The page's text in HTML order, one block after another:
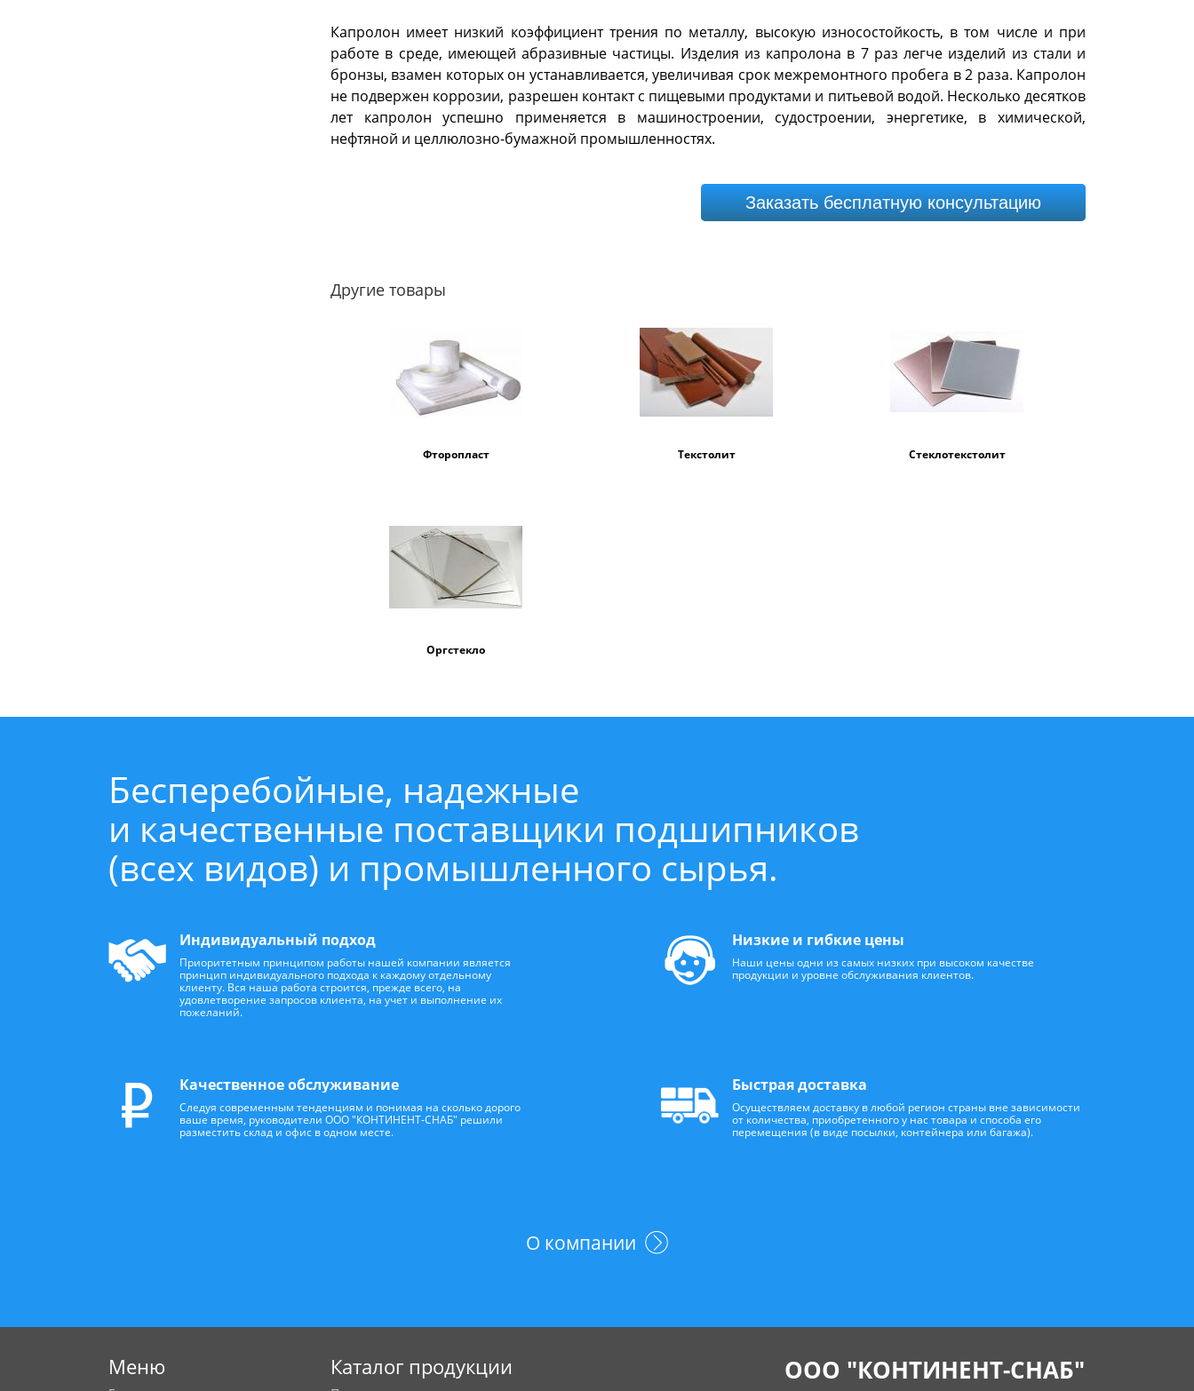
Капролон имеет низкий коэффициент трения по металлу, высокую износостойкость, в том числе и при
работе в среде, имеющей абразивные частицы. Изделия из капролона в 7 раз легче изделий из стали и
бронзы, взамен которых он устанавливается, увеличивая срок межремонтного пробега в 2 раза. Капролон
не подвержен коррозии, разрешен контакт с пищевыми продуктами и питьевой водой. Несколько десятков
лет капролон успешно применяется в машиностроении, судостроении, энергетике, в химической,
нефтяной и целлюлозно-бумажной промышленностях.
Заказать бесплатную консультацию
Другие товары
Фторопласт Текстолит Стеклотекстолит
Оргстекло
Бесперебойные, надежные
и качественные поставщики подшипников
(всех видов) и промышленного сырья.
Индивидуальный подход
Приоритетным принципом работы нашей компании является
принцип индивидуального подхода к каждому отдельному
клиенту. Вся наша работа строится, прежде всего, на
удовлетворение запросов клиента, на учет и выполнение их
пожеланий.
Низкие и гибкие цены
Наши цены одни из самых низких при высоком качестве
продукции и уровне обслуживания клиентов.
Качественное обслуживание
Следуя современным тенденциям и понимая на сколько дорого
ваше время, руководители ООО "КОНТИНЕНТ-СНАБ" решили
разместить склад и офис в одном месте.
Быстрая доставка
Осуществляем доставку в любой регион страны вне зависимости
от количества, приобретенного у нас товара и способа его
перемещения (в виде посылки, контейнера или багажа).
О компании
Меню Каталог продукции ООО "КОНТИНЕНТ-СНАБ"